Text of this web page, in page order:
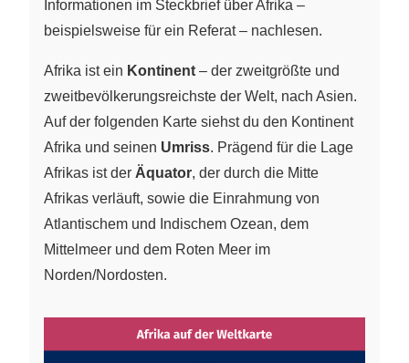
Informationen im Steckbrief über Afrika –
beispielsweise für ein Referat – nachlesen.
Afrika ist ein Kontinent – der zweitgrößte und
zweitbevölkerungsreichste der Welt, nach Asien.
Auf der folgenden Karte siehst du den Kontinent
Afrika und seinen Umriss. Prägend für die Lage
Afrikas ist der Äquator, der durch die Mitte
Afrikas verläuft, sowie die Einrahmung von
Atlantischem und Indischem Ozean, dem
Mittelmeer und dem Roten Meer im
Norden/Nordosten.